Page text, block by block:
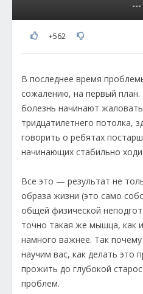
---
+562
В последнее время
сожалению, на первый план.
болезнь начинают
тридцатилетнего потолка,
говорить о ребятах
начинающих стабильно
Все это — результат не
образа жизни (это само
общей физической
точно такая же мышца, как
намного важнее. Так
научим вас, как делать это
прожить до глубокой
проблем.